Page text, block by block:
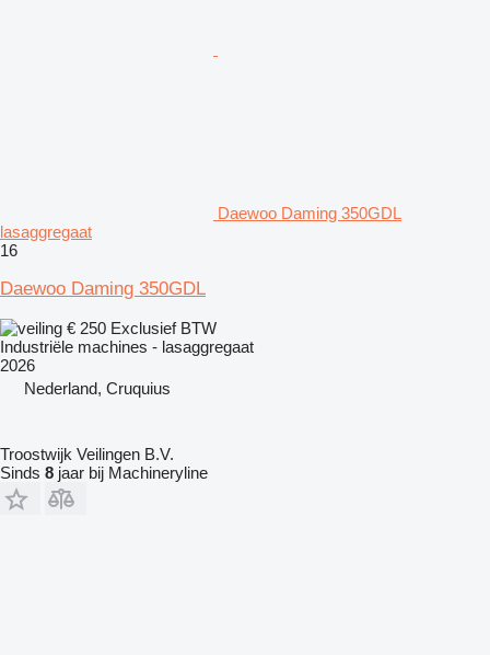
Daewoo Daming 350GDL
lasaggregaat
16
Daewoo Daming 350GDL
€ 250 Exclusief BTW
Industriële machines - lasaggregaat
2026
Nederland, Cruquius
Troostwijk Veilingen B.V.
Sinds 8 jaar bij Machineryline